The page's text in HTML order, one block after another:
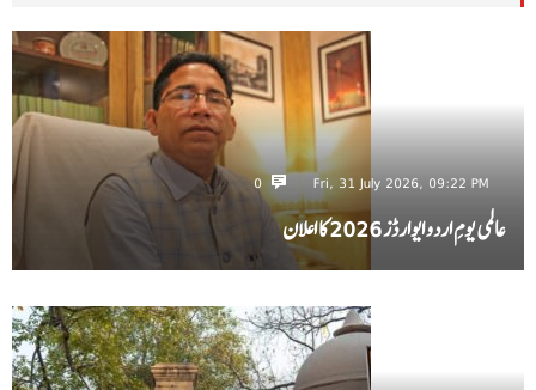
Fri, 31 July 2026, 09:22 PM
0
عالمی یومِ اردو ایوارڈز 2026 کا اعلان